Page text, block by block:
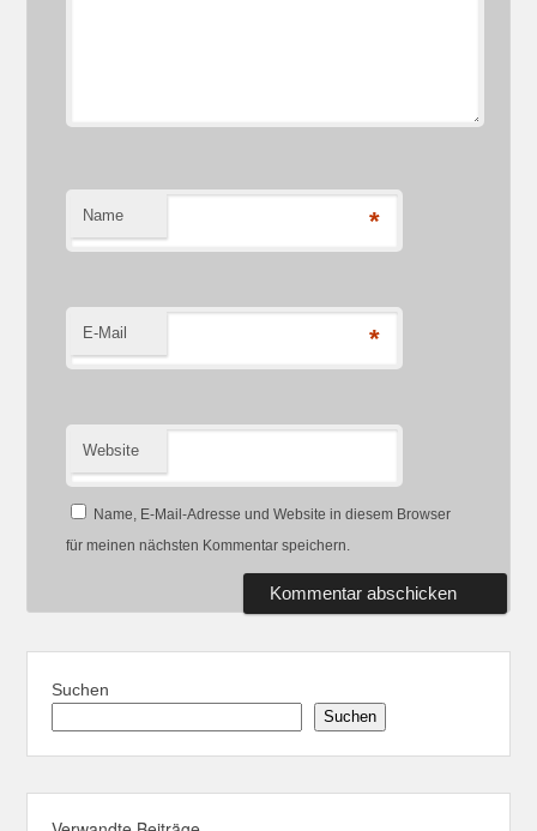
Name *
E-Mail *
Website
Name, E-Mail-Adresse und Website in diesem Browser
für meinen nächsten Kommentar speichern.
Suchen
Suchen